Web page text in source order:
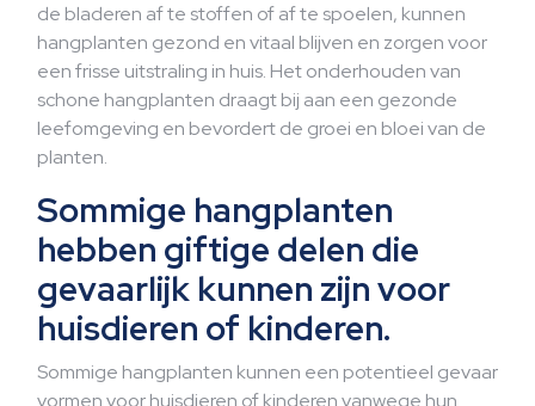
de bladeren af te stoffen of af te spoelen, kunnen
hangplanten gezond en vitaal blijven en zorgen voor
een frisse uitstraling in huis. Het onderhouden van
schone hangplanten draagt bij aan een gezonde
leefomgeving en bevordert de groei en bloei van de
planten.
Sommige hangplanten
hebben giftige delen die
gevaarlijk kunnen zijn voor
huisdieren of kinderen.
Sommige hangplanten kunnen een potentieel gevaar
vormen voor huisdieren of kinderen vanwege hun